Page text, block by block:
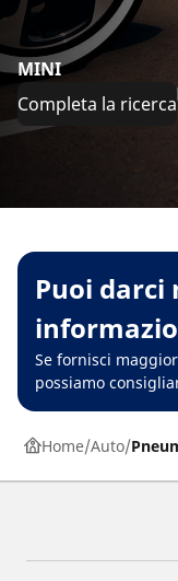
MINI
Completa la ricerca
Puoi darci
Se fornisci
possiamo
Home Auto